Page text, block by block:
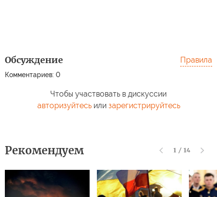
Обсуждение
Комментариев: 0
Правила
Чтобы участвовать в дискуссии
авторизуйтесьили зарегистрируйтесь
Рекомендуем 1 / 14